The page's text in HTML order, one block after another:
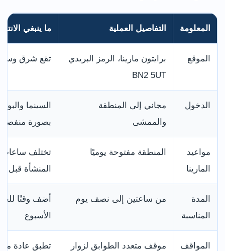
المعلومة التفاصيل العملية ما ينبغي
الموقع
برايتون مارينا، الرمز البريدي
BN2 5UT
تقع شرق وسط
الدخول
مجاني إلى المنطقة
والممشى
السينما
بصورة
مواعيد
المارينا
المنطقة مفتوحة يوميًا
تختلف ساعات
المنشأة قبل
المدة
المناسبة
من ساعتين إلى نصف يوم
أضف وقتًا
الأسبوع
المواقف
موقف متعدد الطوابق لزوار
تطبق عادة